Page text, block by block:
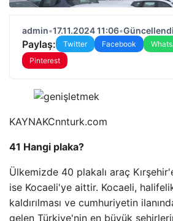
admin•17.11.2024 11:06•
Paylaş: Twitter Facebook
Pinterest
KAYNAKCnnturk.com
41 Hangi plaka?
Ülkemizde 40 plakalı araç
ise Kocaeli'ye aittir. Kocaeli,
kaldırılması ve cumhuriyetin
gelen Türkiye'nin en büyük